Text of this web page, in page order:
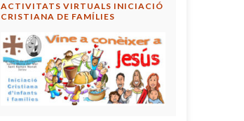
ACTIVITATS VIRTUALS INICIACIÓ
CRISTIANA DE FAMÍLIES